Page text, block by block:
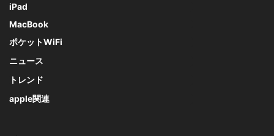
iPad
MacBook
ポケットWiFi
ニュース
トレンド
apple関連